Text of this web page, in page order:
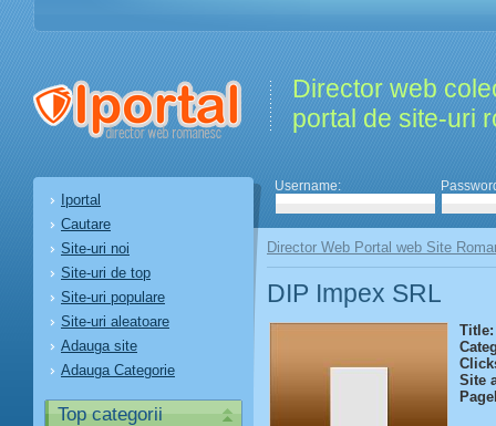
Director web
portal de site-uri
Iportal
Cautare
Site-uri noi
Site-uri de top
Site-uri populare
Site-uri aleatoare
Adauga site
Adauga Categorie
Top categorii
Username:
Director Web Portal web Site
DIP Impex SRL
Title:
Site